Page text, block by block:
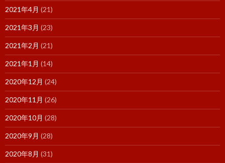
2021年4月 (21)
2021年3月 (23)
2021年2月 (21)
2021年1月 (14)
2020年12月 (24)
2020年11月 (26)
2020年10月 (28)
2020年9月 (28)
2020年8月 (31)